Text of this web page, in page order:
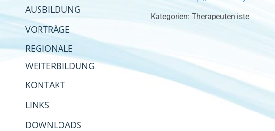
AUSBILDUNG
VORTRÄGE
REGIONALE
WEITERBILDUNG
KONTAKT
LINKS
DOWNLOADS
Kategorien: Therapeutenliste